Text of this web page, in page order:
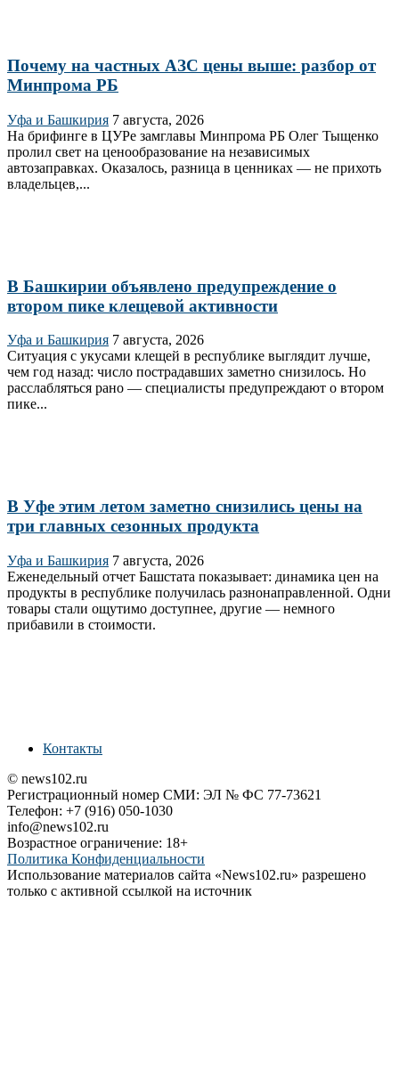
Почему на частных АЗС цены выше: разбор от
Минпрома РБ
Уфа и Башкирия 7 августа, 2026
На брифинге в ЦУРе замглавы Минпрома РБ Олег Тыщенко
пролил свет на ценообразование на независимых
автозаправках. Оказалось, разница в ценниках — не прихоть
владельцев,...
В Башкирии объявлено предупреждение о
втором пике клещевой активности
Уфа и Башкирия 7 августа, 2026
Ситуация с укусами клещей в республике выглядит лучше,
чем год назад: число пострадавших заметно снизилось. Но
расслабляться рано — специалисты предупреждают о втором
пике...
В Уфе этим летом заметно снизились цены на
три главных сезонных продукта
Уфа и Башкирия 7 августа, 2026
Еженедельный отчет Башстата показывает: динамика цен на
продукты в республике получилась разнонаправленной. Одни
товары стали ощутимо доступнее, другие — немного
прибавили в стоимости.
Контакты
© news102.ru
Регистрационный номер СМИ: ЭЛ № ФС 77-73621
Телефон: +7 (916) 050-1030
info@news102.ru
Возрастное ограничение: 18+
Политика Конфиденциальности
Использование материалов сайта «News102.ru» разрешено
только с активной ссылкой на источник